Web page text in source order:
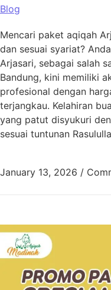
Blog
Mencari paket aqiqah
dan sesuai syariat?
Arjasari, sebagai salah
Bandung, kini memiliki
profesional dengan
terjangkau. Kelahiran
yang patut disyukuri
sesuai tuntunan
January 13, 2026 /